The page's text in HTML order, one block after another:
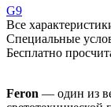
G9
Все
Специальные
Бесплатно
Feron — один из